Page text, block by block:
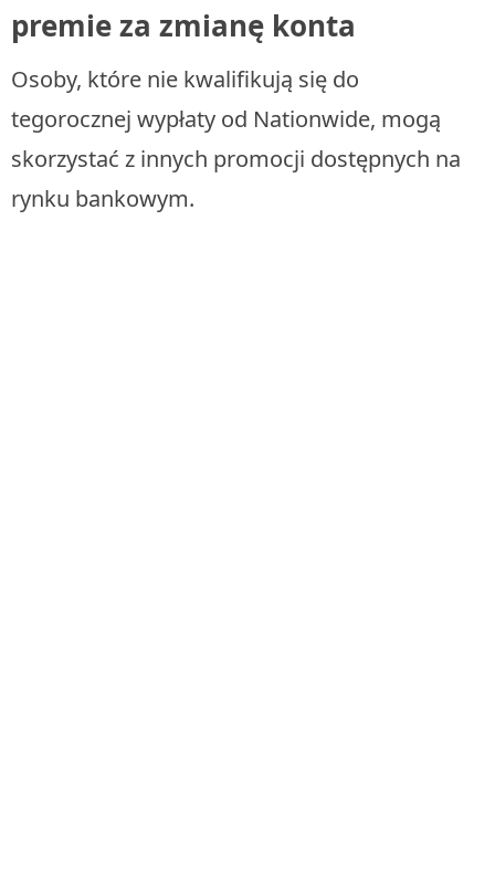
premie za zmianę konta
Osoby, które nie kwalifikują się do
tegorocznej wypłaty od Nationwide, mogą
skorzystać z innych promocji dostępnych na
rynku bankowym.